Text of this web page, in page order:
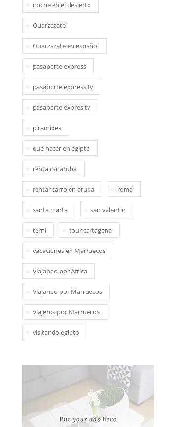
noche en el desierto
Ouarzazate
Ouarzazate en español
pasaporte express
pasaporte express tv
pasaporte expres tv
piramides
que hacer en egipto
renta car aruba
rentar carro en aruba roma
santa marta san valentin
terni tour cartagena
vacaciones en Marruecos
Viajando por Africa
Viajando por Marruecos
Viajeros por Marruecos
visitando egipto